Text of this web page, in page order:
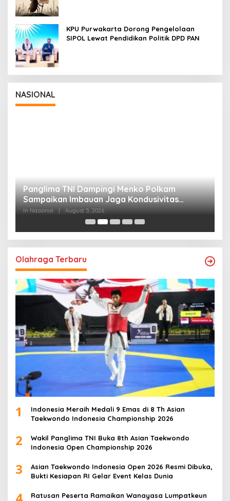
KPU Purwakarta Dorong Pengelolaan
SIPOL Lewat Pendidikan Politik DPD PAN
NASIONAL
Panglima TNI Dampingi Menko Polkam
Sampaikan Imbauan Jaga Kondusivitas
Bangsa
In Nasional August 5, 2026
Olahraga Terbaru
1
Indonesia Meraih Medali 9 Emas di 8 Th Asian
Taekwondo Indonesia Championship 2026
2
Wakil Panglima TNI Buka 8th Asian Taekwondo
Indonesia Open Championship 2026
3
Asian Taekwondo Indonesia Open 2026 Resmi Dibuka,
Bukti Kesiapan RI Gelar Event Kelas Dunia
Ratusan Peserta Ramaikan Wanayasa Lumpatkeun